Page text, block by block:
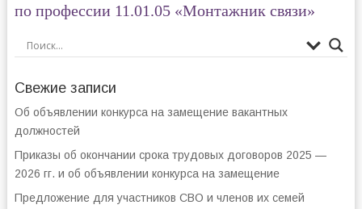
по профессии 11.01.05 «Монтажник связи»
Свежие записи
Об объявлении конкурса на замещение вакантных
должностей
Приказы об окончании срока трудовых договоров 2025 —
2026 гг. и об объявлении конкурса на замещение
Предложение для участников СВО и членов их семей